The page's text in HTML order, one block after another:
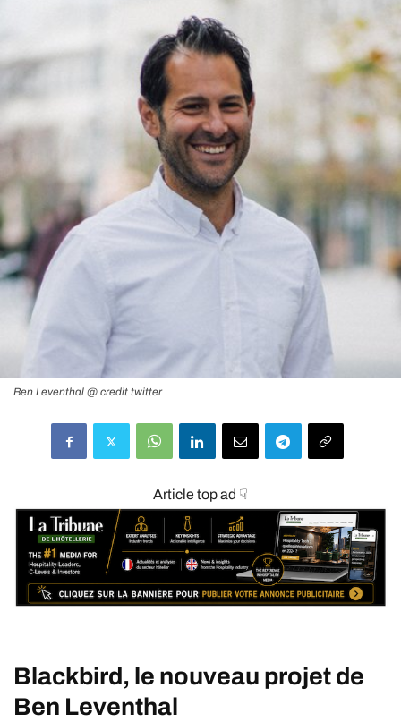
Ben Leventhal @ credit twitter
Article top ad ☟
Blackbird, le nouveau projet de
Ben Leventhal